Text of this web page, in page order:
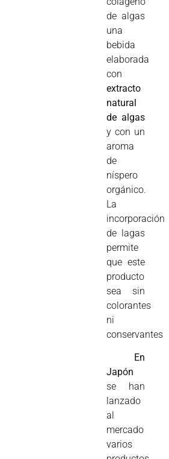
de algas
una
bebida
elaborada
con
extracto
natural
de algas
y con un
aroma
de
níspero
orgánico.
La
incorporación
de lagas
permite
que este
producto
sea sin
colorantes
ni
conservantes
En
Japón
se han
lanzado
al
mercado
varios